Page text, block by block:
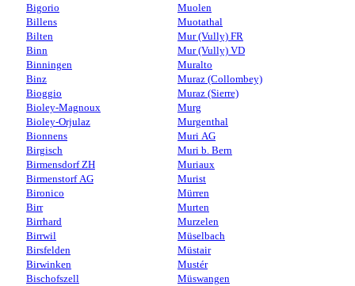
Bigorio
Billens
Bilten
Binn
Binningen
Binz
Bioggio
Bioley-Magnoux
Bioley-Orjulaz
Bionnens
Birgisch
Birmensdorf ZH
Birmenstorf AG
Bironico
Birr
Birrhard
Birrwil
Birsfelden
Birwinken
Bischofszell
Muolen
Muotathal
Mur (Vully) FR
Mur (Vully) VD
Muralto
Muraz (Collombey)
Muraz (Sierre)
Murg
Murgenthal
Muri AG
Muri b. Bern
Muriaux
Murist
Mürren
Murten
Murzelen
Müselbach
Müstair
Mustér
Müswangen